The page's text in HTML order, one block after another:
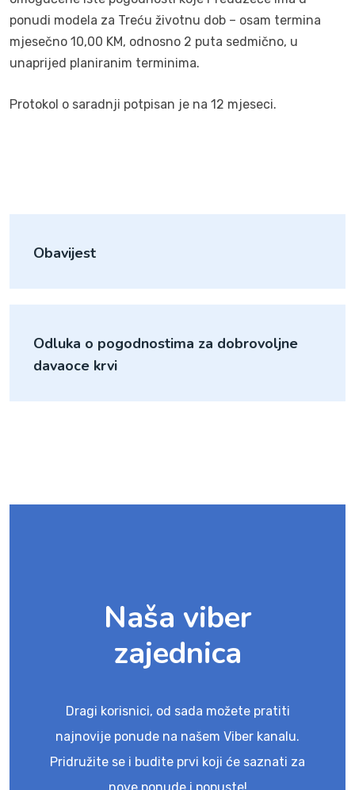
ponudi modela za Treću životnu dob – osam termina
mjesečno 10,00 KM, odnosno 2 puta sedmično, u
unaprijed planiranim terminima.
Protokol o saradnji potpisan je na 12 mjeseci.
Obavijest
Odluka o pogodnostima za dobrovoljne
davaoce krvi
Naša viber
zajednica
Dragi korisnici, od sada možete pratiti
najnovije ponude na našem Viber kanalu.
Pridružite se i budite prvi koji će saznati za